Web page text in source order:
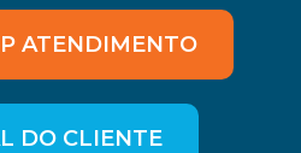
ATENDIMENTO
DO CLIENTE